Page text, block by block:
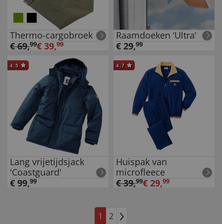
Thermo-cargobroek
€69,99€ 39,99
Raamdoeken ‘Ultra’
€ 29,99
4.5
Lang vrijetijdsjack
'Coastguard'
€ 99,99
4.7
Huispak van
microfleece
€39,99€ 29,99
1 2